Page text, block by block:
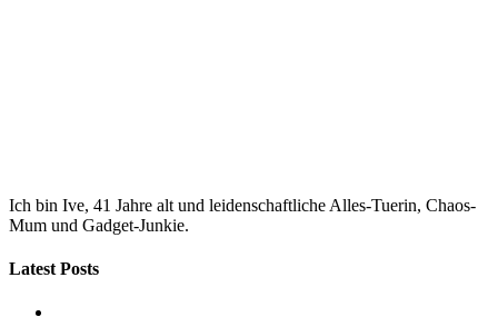
Ich bin Ive, 41 Jahre alt und leidenschaftliche Alles-Tuerin, Chaos-
Mum und Gadget-Junkie.
Latest Posts